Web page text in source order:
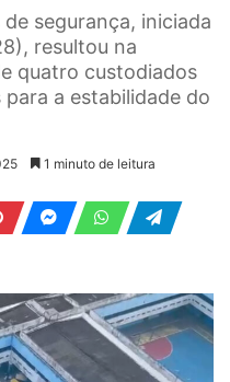
segurança, iniciada
resultou na
quatro custodiados
a estabilidade do
1 minuto de leitura